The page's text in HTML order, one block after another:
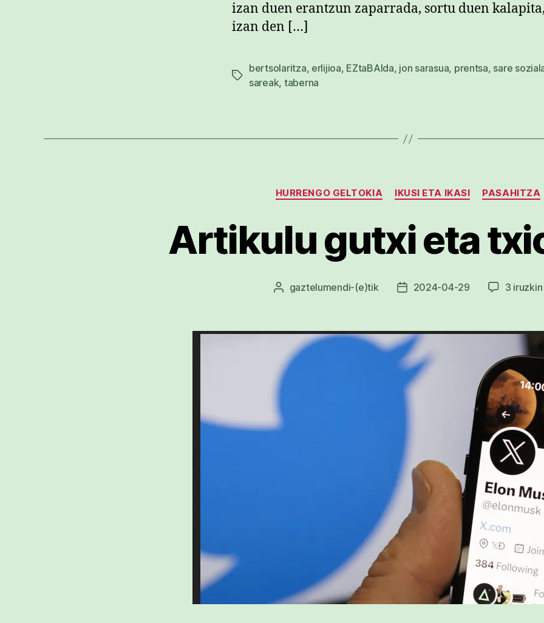
izan duen erantzun zaparrada, sortu duen
izan den […]
Etiketak
bertsolaritza, erlijioa, EZtaBAIda, jon sarasua, prentsa, sare
sareak, taberna
Kategoriak
HURRENGO GELTOKIA IKUSI ETA IKASI PASAHITZA
Artikulu gutxi eta
Argitalpenaren
gaztelumendi-(e)tik
Argitalpenaren
2024-04-29 3 iruzkin